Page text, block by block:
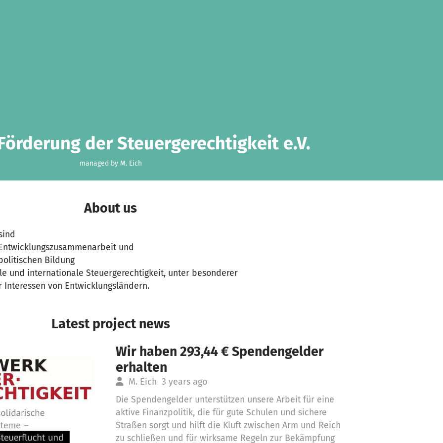
der Steuergerechtigkeit e.V.
managed by M. Eich
About us
und
Bildung
und internationale Steuergerechtigkeit, unter besonderer
Interessen von Entwicklungsländern.
Latest project news
Wir haben 293,44 € Spendengelder
erhalten
M. Eich 3 years ago
Die Spendengelder unterstützen unsere Arbeit für eine
aktive Finanzpolitik, die für gute Schulen und sichere
Straßen sorgt und hilft die Kluft zwischen Arm und Reich
zu schließen und für wirksame Regeln zur Bekämpfung